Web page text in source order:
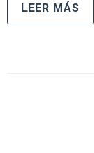
LEER MÁS